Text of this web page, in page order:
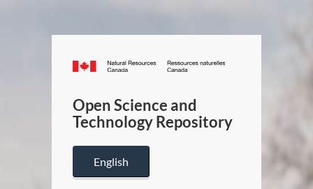
Canada.ca
/
Canada
Open Science and
Technology Repository
English